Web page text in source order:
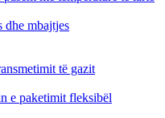
dhe mbajtjes
të gazit
e paketimit fleksibël